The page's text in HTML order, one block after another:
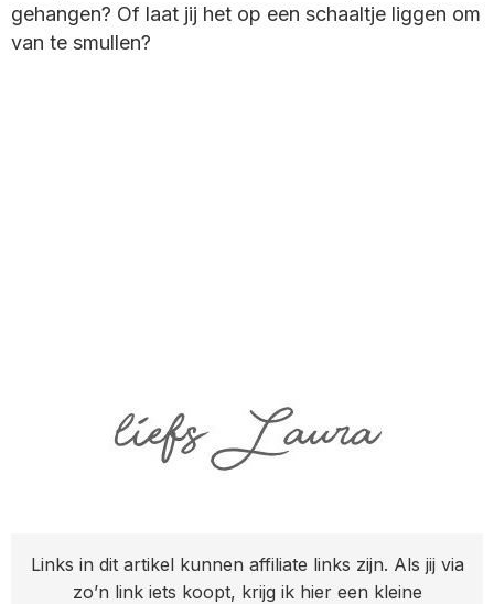
gehangen? Of laat jij het op een schaaltje liggen om
van te smullen?
Links in dit artikel kunnen affiliate links zijn. Als jij via
zo’n link iets koopt, krijg ik hier een kleine